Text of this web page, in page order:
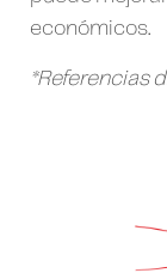
económicos.
*Referencias